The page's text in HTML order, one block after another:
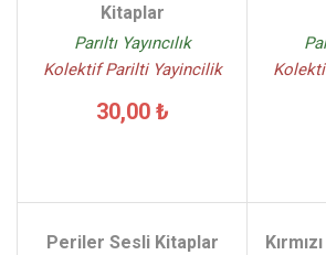
Kitaplar
Parıltı Yayıncılık
Kolektif Parilti Yayincilik
30,00 ₺
Periler Sesli Kitaplar